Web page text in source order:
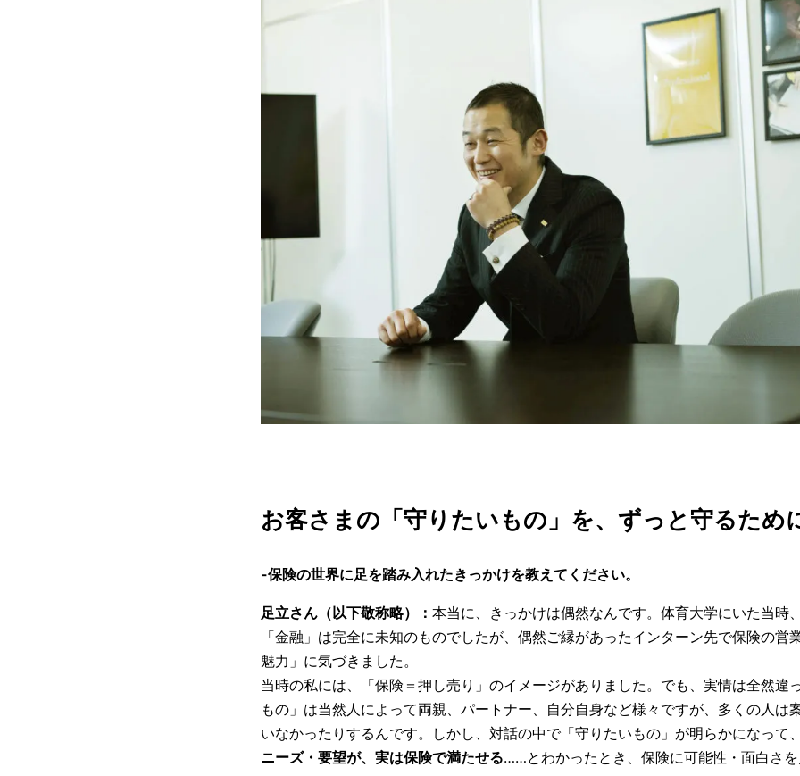
お客さまの「守りたいもの」を、ずっと守るため
-保険の世界に足を踏み入れたきっかけを教えてください。
足立さん（以下敬称略）： 本当に、きっかけは偶然なんです。体育大学にいた当時
「金融」は完全に未知のものでしたが、偶然ご縁があったインターン先で保険の営
魅力」に気づきました。
当時の私には、「保険＝押し売り」のイメージがありました。でも、実情は全然違
もの」は当然人によって両親、パートナー、自分自身など様々ですが、多くの人は
いなかったりするんです。しかし、対話の中で「守りたいもの」が明らかになって
ニーズ・要望が、実は保険で満たせる……とわかったとき、保険に可能性・面白さ